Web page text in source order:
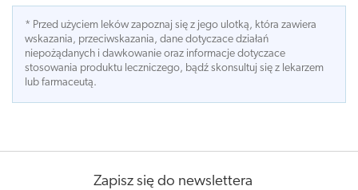
* Przed użyciem leków zapoznaj się z jego ulotką, która zawiera
wskazania, przeciwskazania, dane dotyczace działań
niepożądanych i dawkowanie oraz informacje dotyczace
stosowania produktu leczniczego, bądź skonsultuj się z lekarzem
lub farmaceutą.
Zapisz się do newslettera